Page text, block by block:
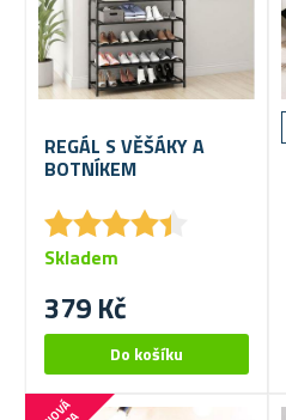
REGÁL S VĚŠÁKY A
BOTNÍKEM
★★★★★
★★★★★
379 Kč
Skladem